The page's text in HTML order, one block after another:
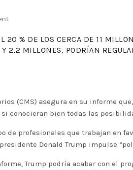
% DE LOS CERCA DE 11
2,2 MILLONES, PODRÍAN
(CMS) asegura en su informe
conocieran bien todas las
de profesionales que trabajan en
Donald Trump impulse
Trump podría acabar con el